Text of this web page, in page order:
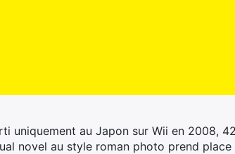
uniquement au Japon sur Wii en 2008,
novel au style roman photo prend